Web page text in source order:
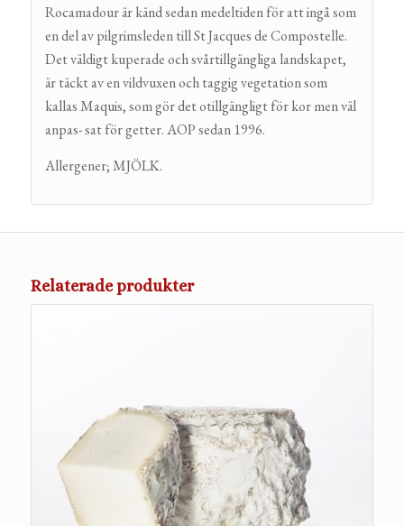
Rocamadour är känd sedan medeltiden för att ingå som
en del av pilgrimsleden till St Jacques de Compostelle.
Det väldigt kuperade och svårtillgängliga landskapet,
är täckt av en vildvuxen och taggig vegetation som
kallas Maquis, som gör det otillgängligt för kor men väl
anpas- sat för getter. AOP sedan 1996.
Allergener; MJÖLK.
Relaterade produkter